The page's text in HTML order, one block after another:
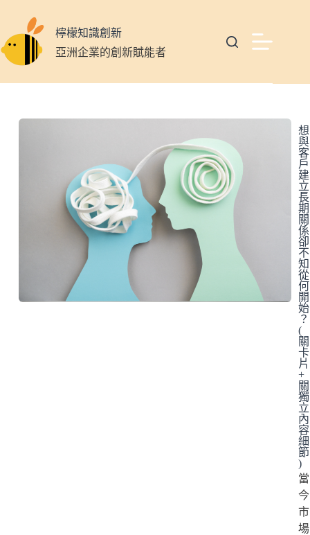
檸檬知識創新
亞洲企業的創新賦能者
想
與
客
戶
建
立
長
期
關
係
卻
不
知
從
何
開
始
？
(
關
卡
片
+
關
獨
立
內
容
細
節
)
當
今
市
場